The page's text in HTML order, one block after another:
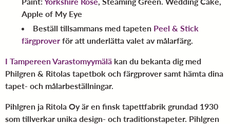
Apple of My Eye
Beställ tillsammans med tapeten Peel & Stick
färgprover för att underlätta valet av målarfärg.
I Tampereen Varastomyymälä kan du bekanta dig med
Philgren & Ritolas tapetbok och färgprover samt hämta dina
tapet- och målarbeställningar.
Pihlgren ja Ritola Oy är en finsk tapettfabrik grundad 1930
som tillverkar unika design- och traditionstapeter. Pihlgren